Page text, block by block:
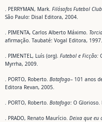
. PERRYMAN, Mark. Filósofos Futebol
São Paulo: Disal Editora, 2004.
. PIMENTA, Carlos Alberto Máximo.
afirmação. Taubaté: Vogal Editora, 1997.
. PIMENTEL, Luís (org). Futebol e Ficção:
Myrrha, 2009.
. PORTO, Roberto. Botafogo– 101 anos
Editora Revan, 2005.
. PORTO, Roberto. Botafogo: O
. PRADO, Renato Maurício. Deixa que eu